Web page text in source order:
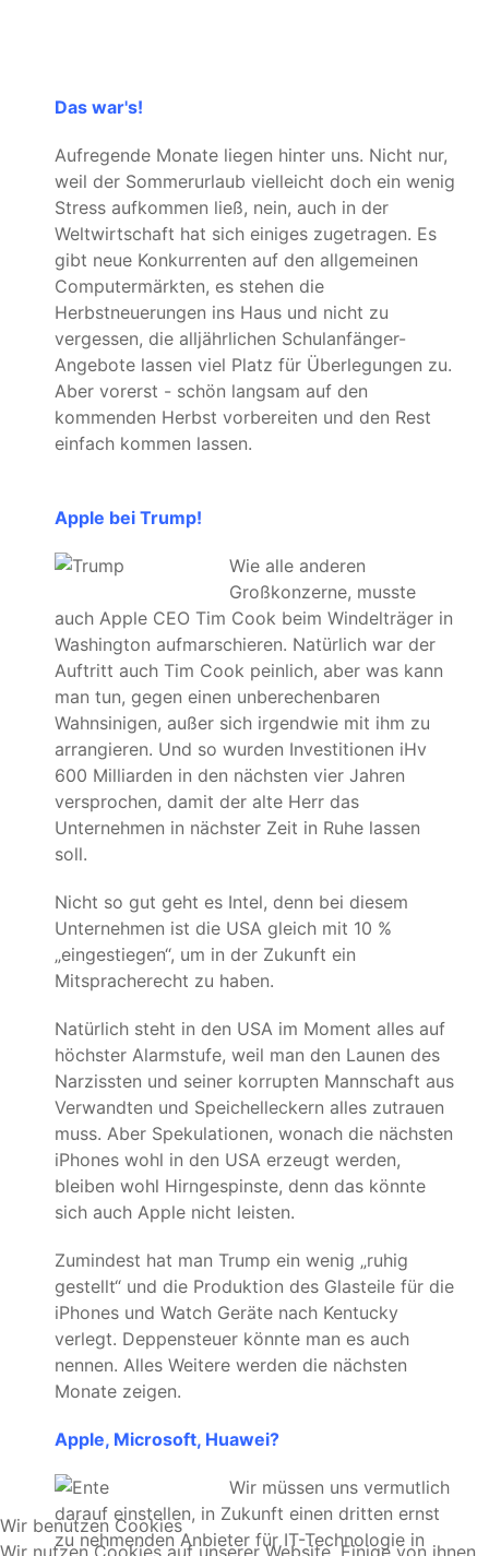
Das war's!
Aufregende Monate liegen hinter uns. Nicht nur,
weil der Sommerurlaub vielleicht doch ein wenig
Stress aufkommen ließ, nein, auch in der
Weltwirtschaft hat sich einiges zugetragen. Es
gibt neue Konkurrenten auf den allgemeinen
Computermärkten, es stehen die
Herbstneuerungen ins Haus und nicht zu
vergessen, die alljährlichen Schulanfänger-
Angebote lassen viel Platz für Überlegungen zu.
Aber vorerst - schön langsam auf den
kommenden Herbst vorbereiten und den Rest
einfach kommen lassen.
Apple bei Trump!
Wie alle anderen
Großkonzerne, musste
auch Apple CEO Tim Cook beim Windelträger in
Washington aufmarschieren. Natürlich war der
Auftritt auch Tim Cook peinlich, aber was kann
man tun, gegen einen unberechenbaren
Wahnsinigen, außer sich irgendwie mit ihm zu
arrangieren. Und so wurden Investitionen iHv
600 Milliarden in den nächsten vier Jahren
versprochen, damit der alte Herr das
Unternehmen in nächster Zeit in Ruhe lassen
soll.
Nicht so gut geht es Intel, denn bei diesem
Unternehmen ist die USA gleich mit 10 %
„eingestiegen“, um in der Zukunft ein
Mitspracherecht zu haben.
Natürlich steht in den USA im Moment alles auf
höchster Alarmstufe, weil man den Launen des
Narzissten und seiner korrupten Mannschaft aus
Verwandten und Speichelleckern alles zutrauen
muss. Aber Spekulationen, wonach die nächsten
iPhones wohl in den USA erzeugt werden,
bleiben wohl Hirngespinste, denn das könnte
sich auch Apple nicht leisten.
Zumindest hat man Trump ein wenig „ruhig
gestellt“ und die Produktion des Glasteile für die
iPhones und Watch Geräte nach Kentucky
verlegt. Deppensteuer könnte man es auch
nennen. Alles Weitere werden die nächsten
Monate zeigen.
Apple, Microsoft, Huawei?
Wir müssen uns vermutlich
darauf einstellen, in Zukunft einen dritten ernst
zu nehmenden Anbieter für IT-Technologie in
Wir benutzen Cookies
Wir nutzen Cookies auf unserer Website. Einige von ihnen